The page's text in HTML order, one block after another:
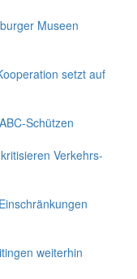
Museen
setzt auf
Schüt­zen
Verkehrs-
weiterhin